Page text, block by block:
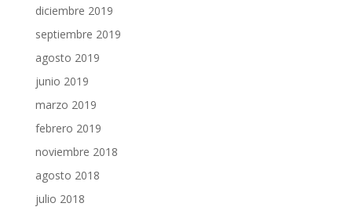
diciembre 2019
septiembre 2019
agosto 2019
junio 2019
marzo 2019
febrero 2019
noviembre 2018
agosto 2018
julio 2018